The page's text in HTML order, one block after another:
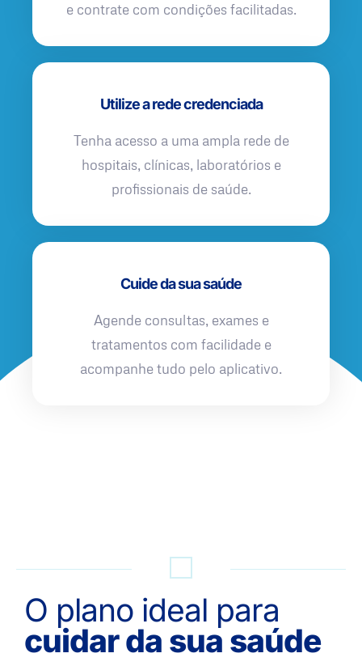
e contrate com condições facilitadas.
Utilize a rede credenciada
Tenha acesso a uma ampla rede de
hospitais, clínicas, laboratórios e
profissionais de saúde.
Cuide da sua saúde
Agende consultas, exames e
tratamentos com facilidade e
acompanhe tudo pelo aplicativo.
O plano ideal para
cuidar da sua saúde